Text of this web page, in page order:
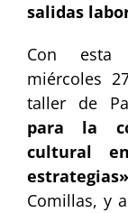
salidas
Con esta
miércoles
taller de
para la
cultural
estrategias»
Comillas, y